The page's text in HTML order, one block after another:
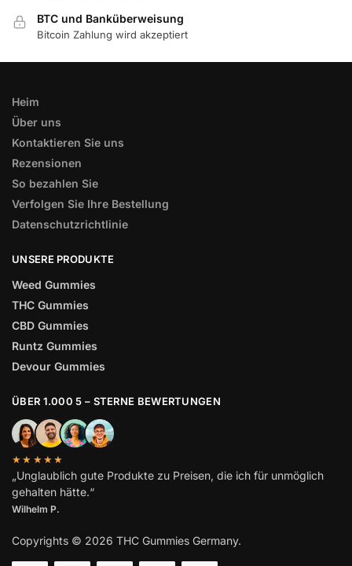
BTC und Banküberweisung
Bitcoin Zahlung wird akzeptiert
Heim
Über uns
Kontaktieren Sie uns
Rezensionen
So bezahlen Sie
Verfolgen Sie Ihre Bestellung
Datenschutzrichtlinie
UNSERE PRODUKTE
Weed Gummies
THC Gummies
CBD Gummies
Runtz Gummies
Devour Gummies
ÜBER 1.000 5 – STERNE BEWERTUNGEN
★★★★★
„Unglaublich gute Produkte zu Preisen, die ich für unmöglich
gehalten hätte.“
Wilhelm P.
Copyrights © 2026 THC Gummies Germany.